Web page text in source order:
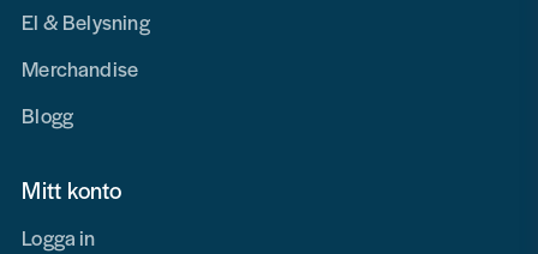
El & Belysning
Merchandise
Blogg
Mitt konto
Logga in